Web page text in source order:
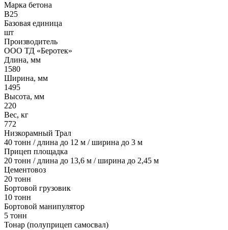
Марка бетона
B25
Базовая единица
шт
Производитель
ООО ТД «Беротек»
Длина, мм
1580
Ширина, мм
1495
Высота, мм
220
Вес, кг
772
Низкорамный Трал
40 тонн / длина до 12 м / ширина до 3 м
Прицеп площадка
20 тонн / длина до 13,6 м / ширина до 2,45 м
Цементовоз
20 тонн
Бортовой грузовик
10 тонн
Бортовой манипулятор
5 тонн
Тонар (полуприцеп самосвал)